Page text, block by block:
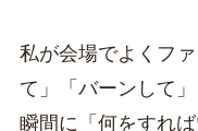
私が会場でよくフ
て」「バーンして
瞬間に「何をすれ